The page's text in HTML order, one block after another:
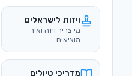
ויזות לישראלים
מי צריך ויזה ואיך
מוציאים
מדריכי טיולים